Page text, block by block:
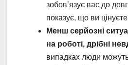
зобов’язує вас до
показує, що ви
Менш серйозні
на роботі, дрібні
випадках люди